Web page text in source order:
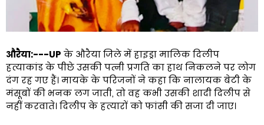
औरैया:---UP के औरैया जिले में हाइड्रा मालिक दिलीप
हत्याकांड के पीछे उसकी पत्नी प्रगति का हाथ निकलने पर लोग
दंग रह गए हैं। मायके के परिजनों ने कहा कि नालायक बेटी के
मंसूबों की भनक लग जाती, तो वह कभी उसकी शादी दिलीप से
नहीं करवाते। दिलीप के हत्यारों को फांसी की सजा दी जाए।